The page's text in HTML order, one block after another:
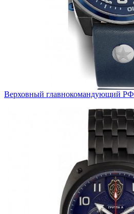
Верховный главнокомандующий РФ